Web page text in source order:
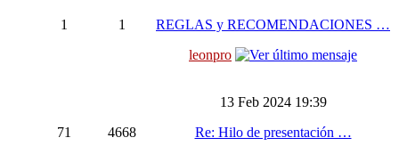
1 1
REGLAS y RECOMENDACIONES …
leonpro
71 4668
13 Feb 2024 19:39
Re: Hilo de presentación …